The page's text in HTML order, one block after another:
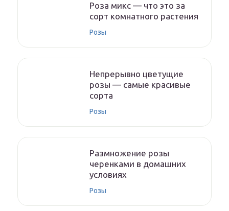
Роза микс — что это за
сорт комнатного растения
Розы
Непрерывно цветущие
розы — самые красивые
сорта
Розы
Размножение розы
черенками в домашних
условиях
Розы